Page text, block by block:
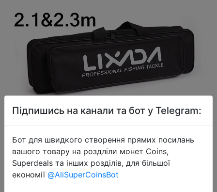
Підпишись на канали та бот у Telegram:
Бот для швидкого створення прямих посилань
вашого товару на роздліли монет Coins,
Superdeals та інших розділів, для більшої
економії @AliSuperCoinsBot